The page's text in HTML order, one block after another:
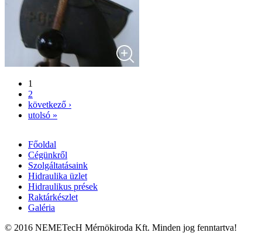
Oldalak
1
2
következő ›
utolsó »
Főmenü
Főoldal
Cégünkről
Szolgáltatásaink
Hidraulika üzlet
Hidraulikus prések
Raktárkészlet
Galéria
© 2016 NEMETecH Mérnökiroda Kft. Minden jog fenntartva!